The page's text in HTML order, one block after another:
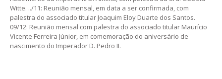
Witte. ../11: Reunião mensal, em data a ser confirmada, com
palestra do associado titular Joaquim Eloy Duarte dos Santos.
09/12: Reunião mensal com palestra do associado titular Maurício
Vicente Ferreira Júnior, em comemoração do aniversário de
nascimento do Imperador D. Pedro II.